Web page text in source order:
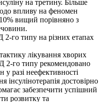
на третину. Більше
впливу на феномен
10% вищий порівняно з
2-го типу на різних етапах
лікування хворих
2-го типу рекомендовано
у разі неефективності
інсулінотерапія достовірно
забезпечити успішний
розвитку та